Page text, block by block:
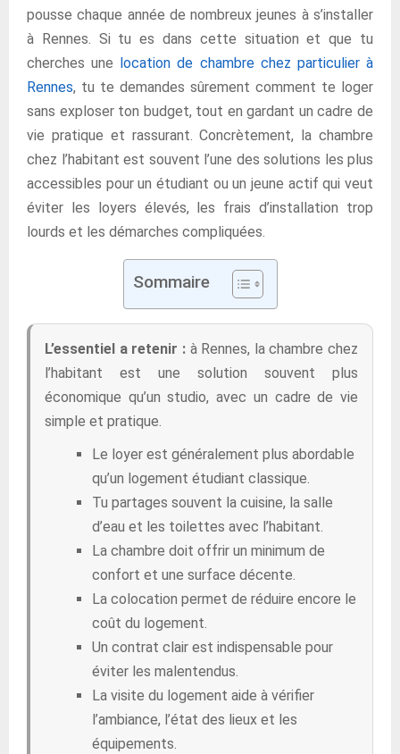
pousse chaque année de nombreux jeunes à s’installer
à Rennes. Si tu es dans cette situation et que tu
cherches une location de chambre chez particulier à
Rennes, tu te demandes sûrement comment te loger
sans exploser ton budget, tout en gardant un cadre de
vie pratique et rassurant. Concrètement, la chambre
chez l’habitant est souvent l’une des solutions les plus
accessibles pour un étudiant ou un jeune actif qui veut
éviter les loyers élevés, les frais d’installation trop
lourds et les démarches compliquées.
Sommaire
L’essentiel a retenir :à Rennes, la chambre chez
l’habitant est une solution souvent plus
économique qu’un studio, avec un cadre de vie
simple et pratique.
Le loyer est généralement plus abordable
qu’un logement étudiant classique.
Tu partages souvent la cuisine, la salle
d’eau et les toilettes avec l’habitant.
La chambre doit offrir un minimum de
confort et une surface décente.
La colocation permet de réduire encore le
coût du logement.
Un contrat clair est indispensable pour
éviter les malentendus.
La visite du logement aide à vérifier
l’ambiance, l’état des lieux et les
équipements.